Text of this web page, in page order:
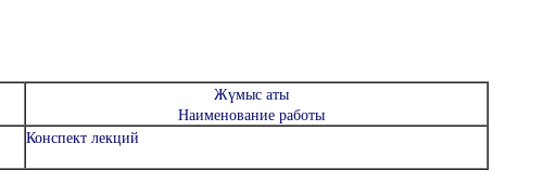
Жүмыс аты
Наименование работы
Конспект лекций